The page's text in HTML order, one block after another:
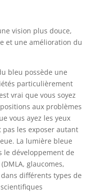
vision plus douce,
et une amélioration du
bleu possède une
particulièrement
vrai que vous soyez
aux problèmes
vous ayez les yeux
les exposer autant
La lumière bleue
le développement de
glaucomes,
différents types de